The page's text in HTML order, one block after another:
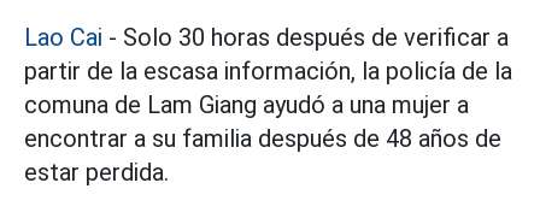
Lao Cai - Solo 30 horas después de verificar a
partir de la escasa información, la policía de la
comuna de Lam Giang ayudó a una mujer a
encontrar a su familia después de 48 años de
estar perdida.